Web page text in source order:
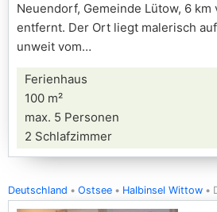
Neuendorf, Gemeinde Lütow, 6 km
entfernt. Der Ort liegt malerisch
unweit vom
Ferienhaus
100 m²
max. 5 Personen
2 Schlafzimmer
Deutschland Ostsee Halbinsel Wittow